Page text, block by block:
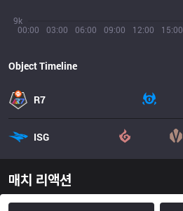
00:00 03:00 06:00 09:00 12:00 15:00
9k
Object Timeline
R7
ISG
매치 리액션